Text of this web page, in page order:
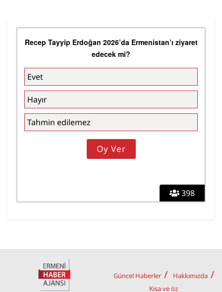
398
Recep Tayyip Erdoğan 2026’da Ermenistan’ı ziyaret
edecek mi?
Evet
Hayır
Tahmin edilemez
Güncel Haberler
Hakkımızda
Kısa ve öz